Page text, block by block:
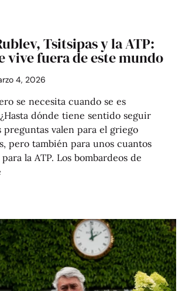
Tsitsipas y la ATP:
vive fuera de este mundo
4, 2026
se necesita cuando se es
dónde tiene sentido seguir
preguntas valen para el griego
pero también para unos cuantos
la ATP. Los bombardeos de